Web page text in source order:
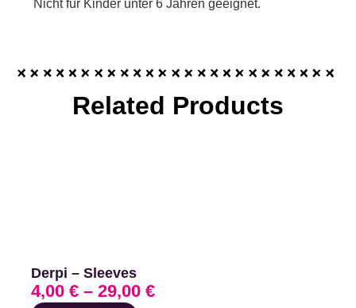
Nicht für Kinder unter 6 Jahren geeignet.
Related Products
Derpi – Sleeves
4,00 €– 29,00 €